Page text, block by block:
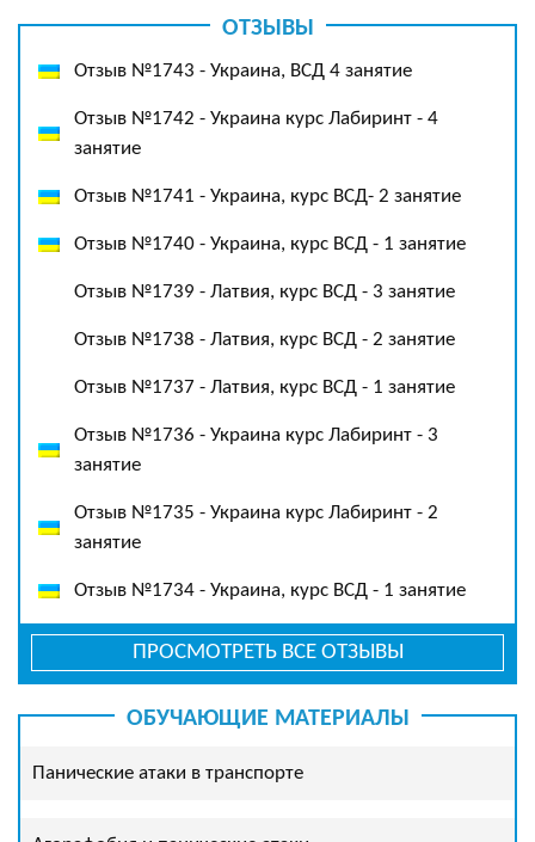
ОТЗЫВЫ
Отзыв №1743 - Украина, ВСД 4 занятие
Отзыв №1742 - Украина курс Лабиринт - 4
занятие
Отзыв №1741 - Украина, курс ВСД- 2 занятие
Отзыв №1740 - Украина, курс ВСД - 1 занятие
Отзыв №1739 - Латвия, курс ВСД - 3 занятие
Отзыв №1738 - Латвия, курс ВСД - 2 занятие
Отзыв №1737 - Латвия, курс ВСД - 1 занятие
Отзыв №1736 - Украина курс Лабиринт - 3
занятие
Отзыв №1735 - Украина курс Лабиринт - 2
занятие
Отзыв №1734 - Украина, курс ВСД - 1 занятие
ПРОСМОТРЕТЬ ВСЕ ОТЗЫВЫ
ОБУЧАЮЩИЕ МАТЕРИАЛЫ
Панические атаки в транспорте